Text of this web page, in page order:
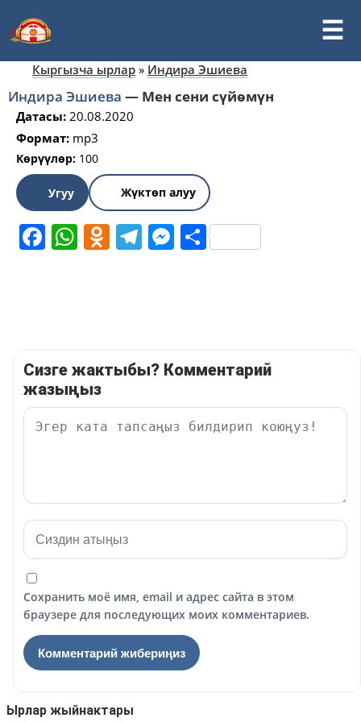
Кыргызча ырлар » Индира Эшиева
Индира Эшиева — Мен сени сүйөмүн
Датасы: 20.08.2020
Формат: mp3
Көрүүлөр: 100
Угуу Жүктөп алуу
Facebook
WhatsApp
Odnoklassniki
Telegram
Messenger
Share
Сизге жактыбы? Комментарий
жазыңыз
Сохранить моё имя, email и адрес сайта в этом
браузере для последующих моих комментариев.
Ырлар жыйнактары